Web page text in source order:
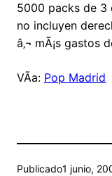
5000 packs de 3
no incluyen
â‚¬ mÃ¡s gastos
VÃ­a: Pop Madrid
Publicado1 junio,